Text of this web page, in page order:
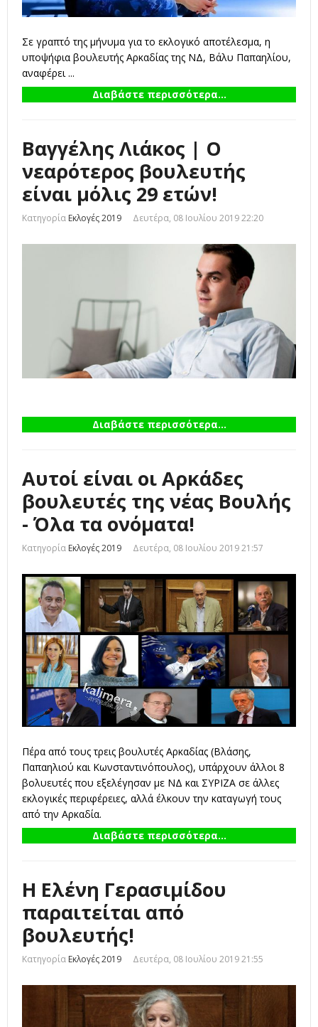
Σε γραπτό της μήνυμα για το εκλογικό αποτέλεσμα, η
υποψήφια βουλευτής Αρκαδίας της ΝΔ, Βάλυ Παπαηλίου,
αναφέρει ...
Διαβάστε περισσότερα...
Βαγγέλης Λιάκος | Ο
νεαρότερος βουλευτής
είναι μόλις 29 ετών!
Κατηγορία Εκλογές 2019 Δευτέρα, 08 Ιουλίου 2019 22:20
Διαβάστε περισσότερα...
Αυτοί είναι οι Αρκάδες
βουλευτές της νέας Βουλής
- Όλα τα ονόματα!
Κατηγορία Εκλογές 2019 Δευτέρα, 08 Ιουλίου 2019 21:57
Πέρα από τους τρεις βουλυτές Αρκαδίας (Βλάσης,
Παπαηλιού και Κωνσταντινόπουλος), υπάρχουν άλλοι 8
βολυευτές που εξελέγησαν με ΝΔ και ΣΥΡΙΖΑ σε άλλες
εκλογικές περιφέρειες, αλλά έλκουν την καταγωγή τους
από την Αρκαδία.
Διαβάστε περισσότερα...
Η Ελένη Γερασιμίδου
παραιτείται από
βουλευτής!
Κατηγορία Εκλογές 2019 Δευτέρα, 08 Ιουλίου 2019 21:55